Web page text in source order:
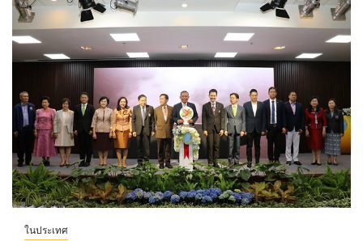
ในประเทศ